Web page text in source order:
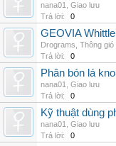
nana01
Giao lưu
Trả lời:
0
GEOVIA
Drograms Thông
Trả lời:
0
Phân bón lá
nana01
Giao lưu
Trả lời:
0
Kỹ thuật dùng
nana01
Giao lưu
Trả lời:
0